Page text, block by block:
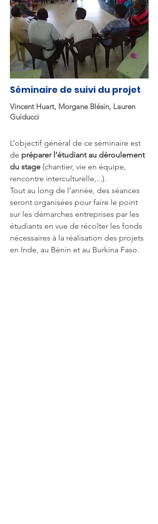
Séminaire de suivi du projet
Vincent Huart, Morgane Blésin, Lauren
Guiducci
L’objectif général de ce séminaire est
de préparer l’étudiant au déroulement
du stage (chantier, vie en équipe,
rencontre interculturelle,...).
Tout au long de l’année, des séances
seront organisées pour faire le point
sur les démarches entreprises par les
étudiants en vue de récolter les fonds
nécessaires à la réalisation des projets
en Inde, au Bénin et au Burkina Faso.